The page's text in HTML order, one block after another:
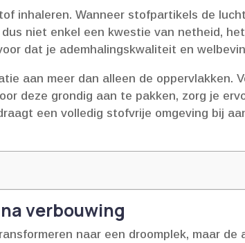
inhaleren.​ Wanneer stofpartikels de
niet enkel een kwestie van netheid,
dat je ademhalingskwaliteit en
aan meer dan alleen de oppervlakken.​
deze grondig aan te pakken, zorg je
een volledig stofvrije omgeving bij
verbouwing
naar een droomplek, maar